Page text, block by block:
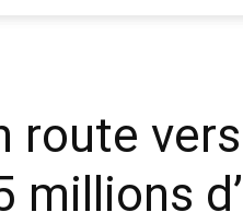
route
millions